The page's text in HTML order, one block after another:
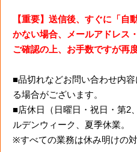
【重要】送信後、すぐに「自
かない場合、メールアドレス
ご確認の上、お手数ですが再
■品切れなどお問い合わせ内
る場合がございます。
■店休日（日曜日・祝日・第2
ルデンウィーク、夏季休業。
※すべての業務は休み明けの対